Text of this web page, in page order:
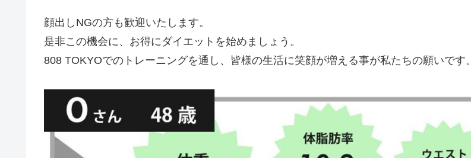
顔出しNGの方も歓迎いたします。
是非この機会に、お得にダイエットを始めましょう。
808 TOKYOでのトレーニングを通し、皆様の生活に笑顔が増える事が私たちの願いです。